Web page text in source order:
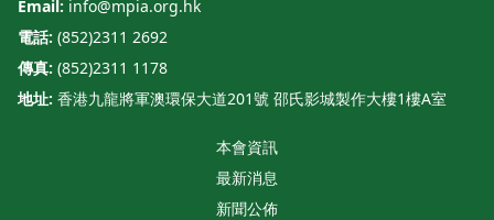
Email: info@mpia.org.hk
電話: (852)2311 2692
傳真: (852)2311 1178
地址: 香港九龍將軍澳環保大道201號 邵氏影城製作大樓1樓A室
本會資訊
最新消息
新聞公佈